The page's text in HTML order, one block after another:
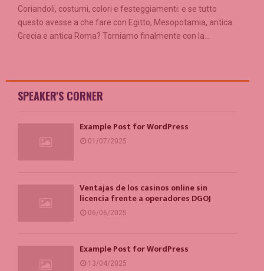
Coriandoli, costumi, colori e festeggiamenti: e se tutto
questo avesse a che fare con Egitto, Mesopotamia, antica
Grecia e antica Roma? Torniamo finalmente con la...
SPEAKER'S CORNER
Example Post for WordPress
01/07/2025
Ventajas de los casinos online sin
licencia frente a operadores DGOJ
06/06/2025
Example Post for WordPress
13/04/2025